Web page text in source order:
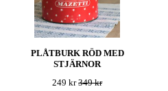
PLÅTBURK RÖD MED
STJÄRNOR
249 kr349 kr